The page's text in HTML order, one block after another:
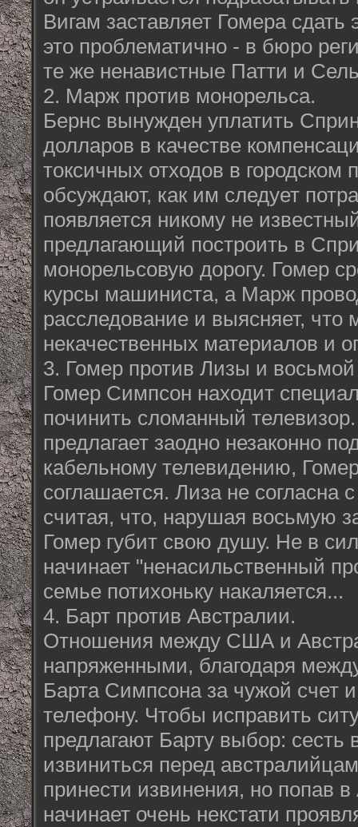
Вигам заставляет Гомера сдать
это проблематично - в бюро
те же ненавистные Патти и
2. Марж против монорельса.
Бернс вынужден уплатить
долларов в качестве
токсичных отходов в городском
обсуждают, как им следует
появляется никому не
предлагающий построить в
монорельсовую дорогу. Гомер
курсы машиниста, а Марж
расследование и выясняет, что
некачественных материалов и
3. Гомер против Лизы и
Гомер Симпсон находит
починить сломанный
предлагает заодно незаконно
кабельному телевидению,
соглашается. Лиза не согласна
считая, что, нарушая восьмую
Гомер губит свою душу. Не в
начинает "ненасильственный
семье потихоньку накаляется...
4. Барт против Австралии.
Отношения между США и
напряженными, благодаря
Барта Симпсона за чужой счет
телефону. Чтобы исправить
предлагают Барту выбор:
извиниться перед
принести извинения, но попав
начинает очень некстати